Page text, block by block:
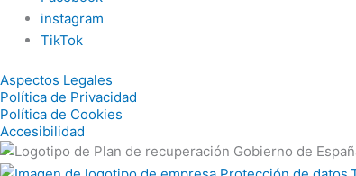
instagram
TikTok
Aspectos Legales
Política de Privacidad
Política de Cookies
Accesibilidad